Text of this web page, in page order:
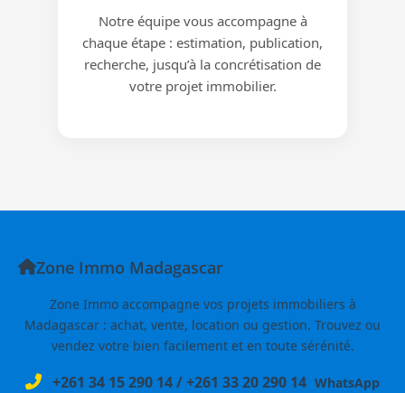
Notre équipe vous accompagne à
chaque étape : estimation, publication,
recherche, jusqu’à la concrétisation de
votre projet immobilier.
Zone Immo Madagascar
Zone Immo accompagne vos projets immobiliers à
Madagascar : achat, vente, location ou gestion. Trouvez ou
vendez votre bien facilement et en toute sérénité.
+261 34 15 290 14/+261 33 20 290 14 WhatsApp